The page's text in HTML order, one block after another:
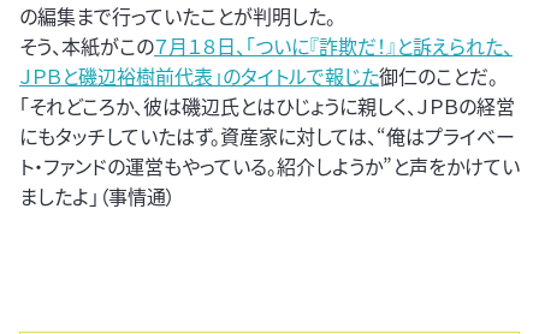
の編集まで行っていたことが判明した。
そう、本紙がこの７月１８日、「ついに『詐欺だ！』と訴えられた、
ＪＰＢと磯辺裕樹前代表」のタイトルで報じた御仁のことだ。
「それどころか、彼は磯辺氏とはひじょうに親しく、ＪＰＢの経営
にもタッチしていたはず。資産家に対しては、“俺はプライベー
ト・ファンドの運営もやっている。紹介しようか”と声をかけてい
ましたよ」（事情通）